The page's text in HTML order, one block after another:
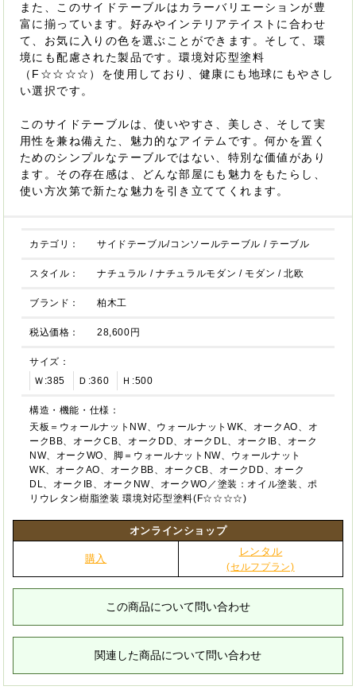
また、このサイドテーブルはカラーバリエーションが豊
富に揃っています。好みやインテリアテイストに合わせ
て、お気に入りの色を選ぶことができます。そして、環
境にも配慮された製品です。環境対応型塗料
（F☆☆☆☆）を使用しており、健康にも地球にもやさし
い選択です。
このサイドテーブルは、使いやすさ、美しさ、そして実
用性を兼ね備えた、魅力的なアイテムです。何かを置く
ためのシンプルなテーブルではない、特別な価値があり
ます。その存在感は、どんな部屋にも魅力をもたらし、
使い方次第で新たな魅力を引き立ててくれます。
カテゴリ： サイドテーブル/コンソールテーブル / テーブル
スタイル： ナチュラル /ナチュラルモダン / モダン /北欧
ブランド： 柏木工
税込価格： 28,600円
サイズ：
Ｗ:385
Ｄ:360 Ｈ:500
構造・機能・仕様：
天板＝ウォールナットNW、ウォールナットWK、オークAO、オ
ークBB、オークCB、オークDD、オークDL、オークIB、オーク
NW、オークWO、脚＝ウォールナットNW、ウォールナット
WK、オークAO、オークBB、オークCB、オークDD、オーク
DL、オークIB、オークNW、オークWO／塗装：オイル塗装、ポ
リウレタン樹脂塗装 環境対応型塗料(F☆☆☆☆)
オンラインショップ
購入
レンタル
(セルフプラン)
この商品について問い合わせ
関連した商品について問い合わせ